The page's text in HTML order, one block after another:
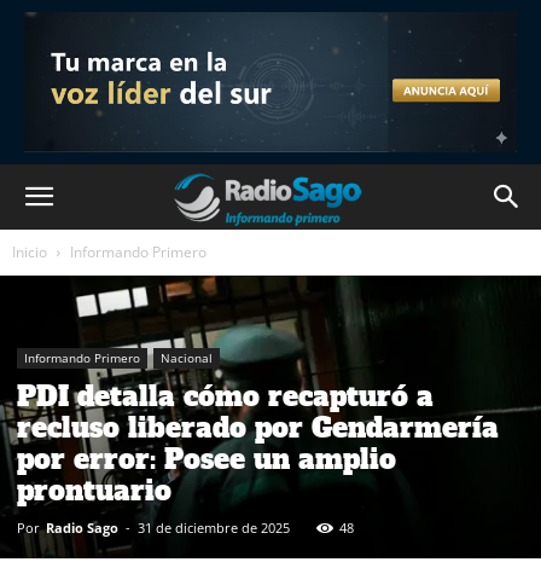
Inicio Informando Primero
Informando Primero Nacional
PDI detalla cómo recapturó a
recluso liberado por Gendarmería
por error: Posee un amplio
prontuario
Por Radio Sago - 31 de diciembre de 2025 48